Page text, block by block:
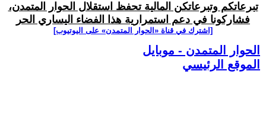
تبرعاتكم وتبرعاتكن المالية تحفظ استقلال الحوار المتمدن،
فشاركونا في دعم استمرارية هذا الفضاء اليساري الحر
[اشترك في قناة ‫«الحوار المتمدن» على اليوتيوب]
الحوار المتمدن - موبايل
الموقع الرئيسي